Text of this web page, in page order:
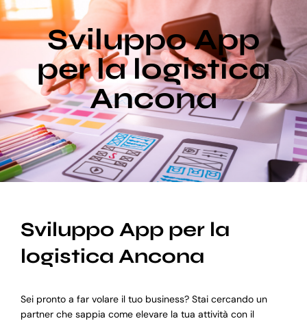
Chi Siamo
Portfolio
Blog
Supporto
Sviluppo App
per la logistica
Ancona
Sviluppo App per la
logistica Ancona
Sei pronto a far volare il tuo business? Stai cercando un
partner che sappia come elevare la tua attività con il